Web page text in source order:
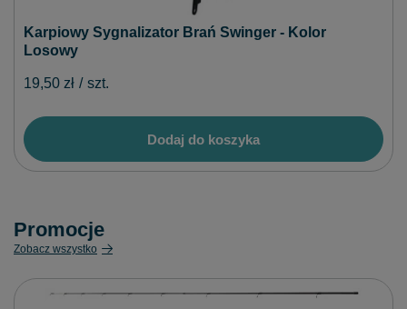
Karpiowy Sygnalizator Brań Swinger - Kolor
Losowy
19,50 zł / szt.
Dodaj do koszyka
Promocje
Zobacz wszystko